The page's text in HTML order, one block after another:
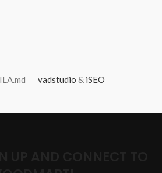
vadstudio & iSEO